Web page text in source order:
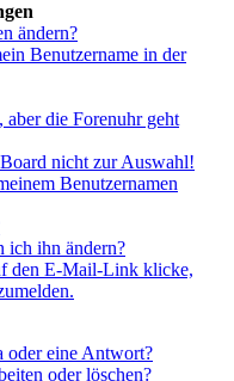
ändern?
Benutzername in der
aber die Forenuhr geht
nicht zur Auswahl!
Benutzernamen
ich ihn ändern?
den E-Mail-Link klicke,
oder eine Antwort?
oder löschen?